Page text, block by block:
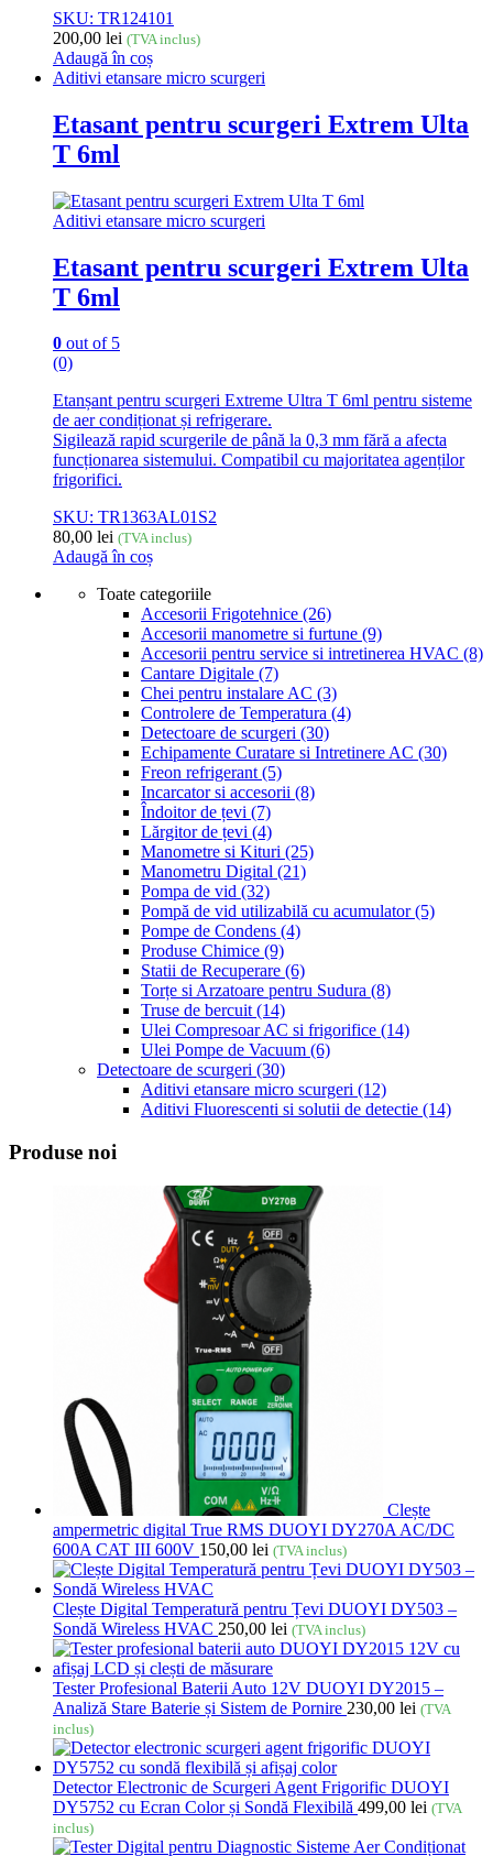
SKU: TR124101
200,00 lei (TVA inclus)
Adaugă în coș
Aditivi etansare micro scurgeri
Etasant pentru scurgeri Extrem Ulta
T 6ml
Aditivi etansare micro scurgeri
Etasant pentru scurgeri Extrem Ulta
T 6ml
0 out of 5
(0)
Etanșant pentru scurgeri Extreme Ultra T 6ml pentru sisteme
de aer condiționat și refrigerare.
Sigilează rapid scurgerile de până la 0,3 mm fără a afecta
funcționarea sistemului. Compatibil cu majoritatea agenților
frigorifici.
SKU: TR1363AL01S2
80,00 lei (TVA inclus)
Adaugă în coș
Toate categoriile
Accesorii Frigotehnice (26)
Accesorii manometre si furtune (9)
Accesorii pentru service si intretinerea HVAC (8)
Cantare Digitale (7)
Chei pentru instalare AC (3)
Controlere de Temperatura (4)
Detectoare de scurgeri (30)
Echipamente Curatare si Intretinere AC (30)
Freon refrigerant(5)
Incarcator si accesorii (8)
Îndoitor de țevi (7)
Lărgitor de țevi (4)
Manometre si Kituri (25)
Manometru Digital (21)
Pompa de vid (32)
Pompă de vid utilizabilă cu acumulator(5)
Pompe de Condens (4)
Produse Chimice (9)
Statii de Recuperare (6)
Torțe si Arzatoare pentru Sudura (8)
Truse de bercuit(14)
Ulei Compresoar AC si frigorifice (14)
Ulei Pompe de Vacuum (6)
Detectoare de scurgeri (30)
Aditivi etansare micro scurgeri (12)
Aditivi Fluorescenti si solutii de detectie (14)
Produse noi
Clește
ampermetric digital True RMS DUOYI DY270A AC/DC
600A CAT III 600V 150,00 lei (TVA inclus)
Clește Digital Temperatură pentru Țevi DUOYI DY503 –
Sondă Wireless HVAC 250,00 lei (TVA inclus)
Tester Profesional Baterii Auto 12V DUOYI DY2015 –
Analiză Stare Baterie și Sistem de Pornire 230,00 lei (TVA
inclus)
Detector Electronic de Scurgeri Agent Frigorific DUOYI
DY5752 cu Ecran Color și Sondă Flexibilă 499,00 lei (TVA
inclus)